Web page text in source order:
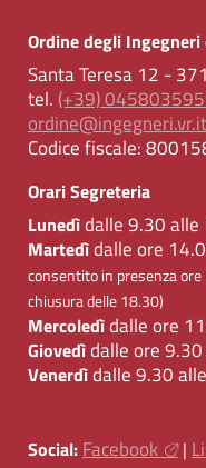
Ordine degli
Santa Teresa 12 -
tel. (+39)
ordine@ingegneri.vr.it
Codice fiscale:
Orari Segreteria
Lunedìdalle 9.30 alle
Martedìdalle ore
consentito in presenza
chiusura delle 18.30)
Mercoledìdalle ore
Giovedìdalle ore
Venerdìdalle 9.30
Social: Facebook |